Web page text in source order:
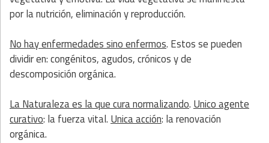
por la nutrición, eliminación y reproducción.
No hay enfermedades sino enfermos. Estos se pueden
dividir en: congénitos, agudos, crónicos y de
descomposición orgánica.
La Naturaleza es la que cura normalizando.Unico agente
curativo: la fuerza vital.Unica acción: la renovación
orgánica.